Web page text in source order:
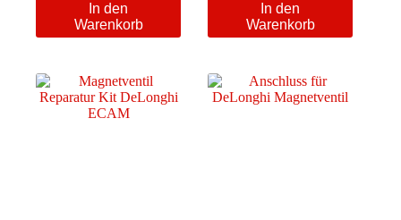
In den
Warenkorb
In den
Warenkorb